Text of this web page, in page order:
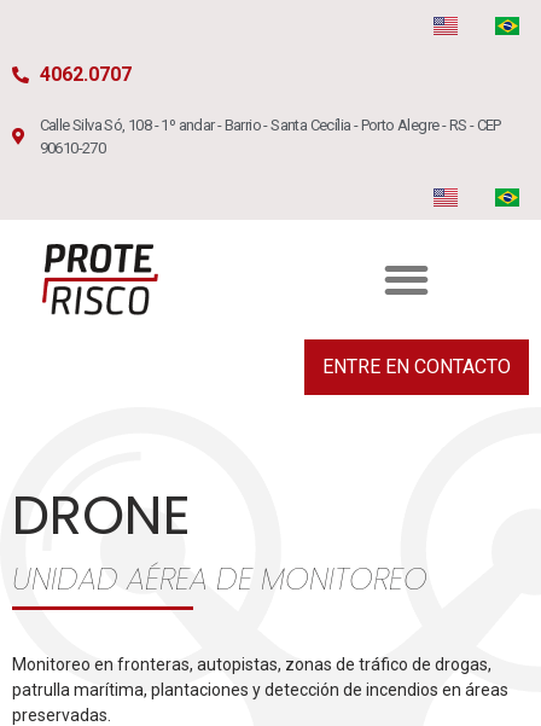
4062.0707
Calle Silva Só, 108 - 1º andar - Barrio - Santa Cecília - Porto Alegre - RS - CEP
90610-270
ENTRE EN CONTACTO
DRONE
UNIDAD AÉREA DE MONITOREO
Monitoreo en fronteras, autopistas, zonas de tráfico de drogas,
patrulla marítima, plantaciones y detección de incendios en áreas
preservadas.